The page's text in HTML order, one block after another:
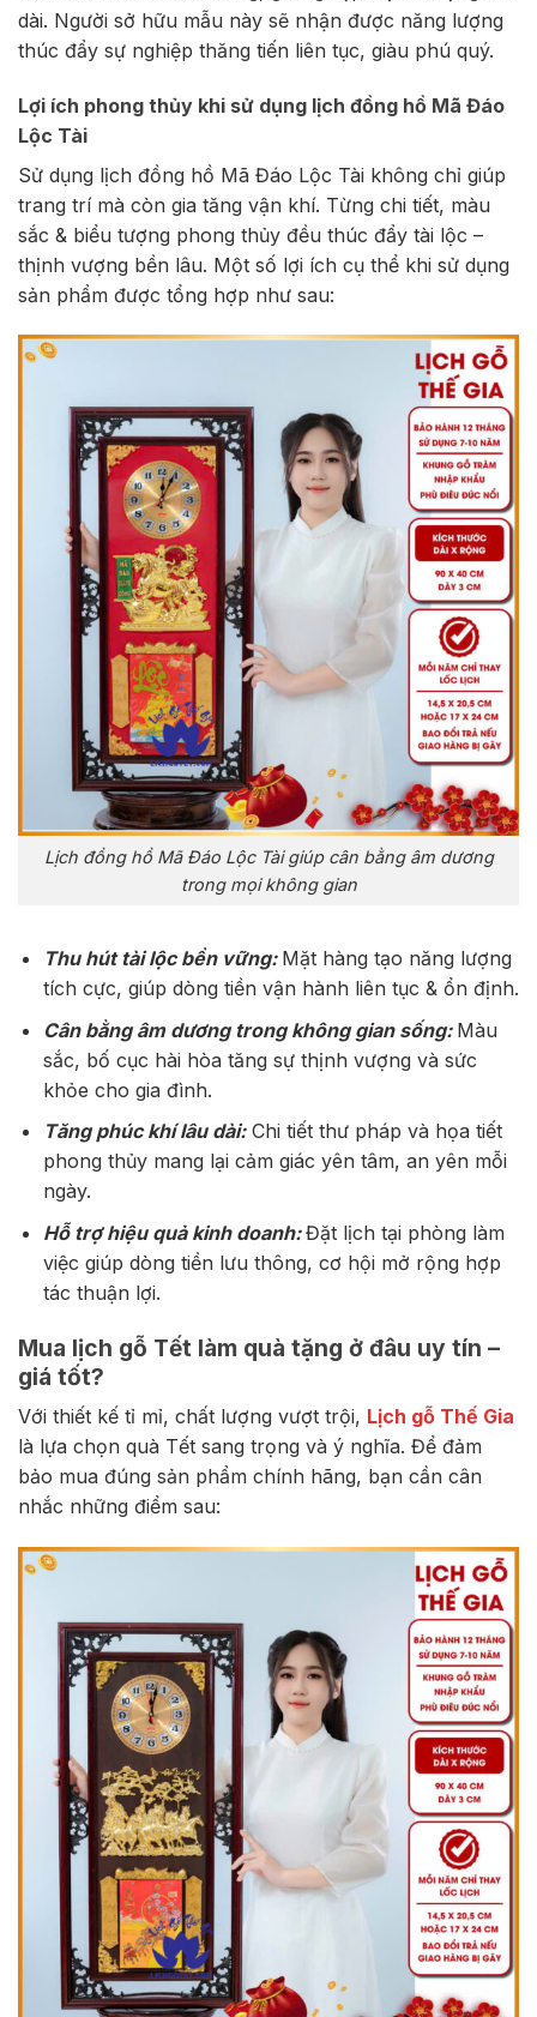
dài. Người sở hữu mẫu này sẽ nhận được năng lượng
thúc đẩy sự nghiệp thăng tiến liên tục, giàu phú quý.
Lợi ích phong thủy khi sử dụng lịch đồng hồ Mã Đáo
Lộc Tài
Sử dụng lịch đồng hồ Mã Đáo Lộc Tài không chỉ giúp
trang trí mà còn gia tăng vận khí. Từng chi tiết, màu
sắc & biểu tượng phong thủy đều thúc đẩy tài lộc –
thịnh vượng bền lâu. Một số lợi ích cụ thể khi sử dụng
sản phẩm được tổng hợp như sau:
Lịch đồng hồ Mã Đáo Lộc Tài giúp cân bằng âm dương
trong mọi không gian
Thu hút tài lộc bền vững: Mặt hàng tạo năng lượng
tích cực, giúp dòng tiền vận hành liên tục & ổn định.
Cân bằng âm dương trong không gian sống: Màu
sắc, bố cục hài hòa tăng sự thịnh vượng và sức
khỏe cho gia đình.
Tăng phúc khí lâu dài:Chi tiết thư pháp và họa tiết
phong thủy mang lại cảm giác yên tâm, an yên mỗi
ngày.
Hỗ trợ hiệu quả kinh doanh:Đặt lịch tại phòng làm
việc giúp dòng tiền lưu thông, cơ hội mở rộng hợp
tác thuận lợi.
Mua lịch gỗ Tết làm quà tặng ở đâu uy tín –
giá tốt?
Với thiết kế tỉ mỉ, chất lượng vượt trội, Lịch gỗ Thế Gia
là lựa chọn quà Tết sang trọng và ý nghĩa. Để đảm
bảo mua đúng sản phẩm chính hãng, bạn cần cân
nhắc những điểm sau: